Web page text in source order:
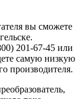
вы сможете
201-67-45 или
самую низкую
производителя.